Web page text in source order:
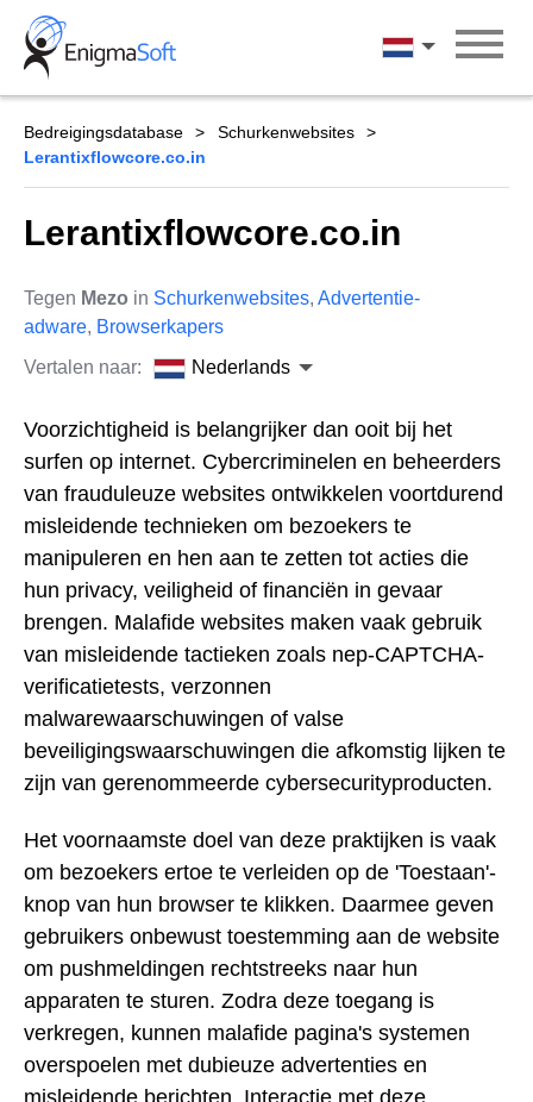
Skip
content
Nederlands
Bedreigingsdatabase
Schurkenwebsites
Lerantixflowcore.co.in
Lerantixflowcore.co.in
Tegen Mezo in Schurkenwebsites, Advertentie-
adware, Browserkapers
Vertalen naar:
Nederlands
Voorzichtigheid is belangrijker dan ooit bij het
surfen op internet. Cybercriminelen en beheerders
van frauduleuze websites ontwikkelen voortdurend
misleidende technieken om bezoekers te
manipuleren en hen aan te zetten tot acties die
hun privacy, veiligheid of financiën in gevaar
brengen. Malafide websites maken vaak gebruik
van misleidende tactieken zoals nep-CAPTCHA-
verificatietests, verzonnen
malwarewaarschuwingen of valse
beveiligingswaarschuwingen die afkomstig lijken te
zijn van gerenommeerde cybersecurityproducten.
Het voornaamste doel van deze praktijken is vaak
om bezoekers ertoe te verleiden op de 'Toestaan'-
knop van hun browser te klikken. Daarmee geven
gebruikers onbewust toestemming aan de website
om pushmeldingen rechtstreeks naar hun
apparaten te sturen. Zodra deze toegang is
verkregen, kunnen malafide pagina's systemen
overspoelen met dubieuze advertenties en